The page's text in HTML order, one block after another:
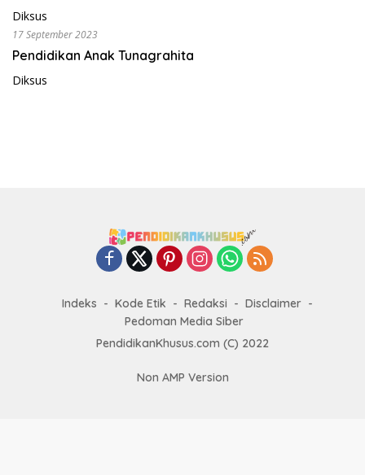
Diksus
17 September 2023
Pendidikan Anak Tunagrahita
Diksus
Indeks Kode Etik Redaksi
Disclaimer
Pedoman Media Siber
PendidikanKhusus.com (C) 2022
Non AMP Version